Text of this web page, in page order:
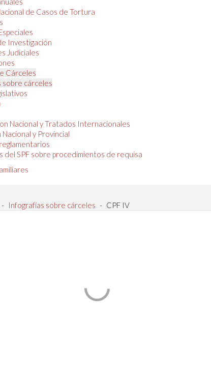
de Casos de Tortura
Investigación
Judiciales
Cárceles
sobre cárceles
Nacional y Tratados Internacionales
Nacional y Provincial
del SPF sobre procedimientos de requisa
- Infografías sobre cárceles - CPF IV